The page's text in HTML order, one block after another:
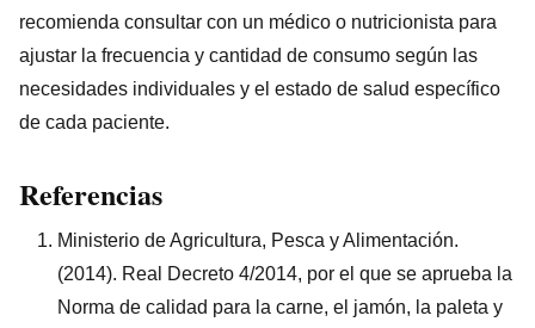
recomienda consultar con un médico o nutricionista para
ajustar la frecuencia y cantidad de consumo según las
necesidades individuales y el estado de salud específico
de cada paciente.
Referencias
Ministerio de Agricultura, Pesca y Alimentación.
(2014). Real Decreto 4/2014, por el que se aprueba la
Norma de calidad para la carne, el jamón, la paleta y